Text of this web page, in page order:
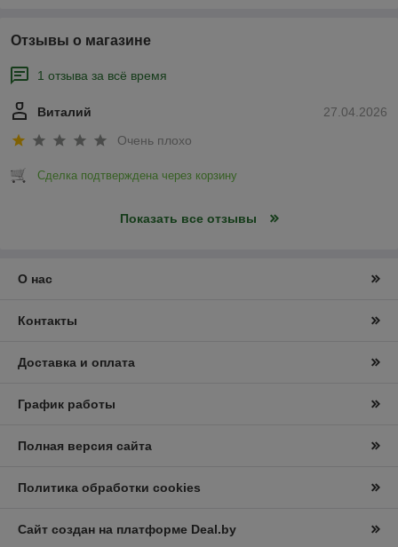
Отзывы о магазине
1 отзыва за всё время
27.04.2026
Виталий
Очень плохо
Сделка подтверждена через корзину
Показать все отзывы
О нас
Контакты
Доставка и оплата
График работы
Полная версия сайта
Политика обработки cookies
Сайт создан на платформе Deal.by